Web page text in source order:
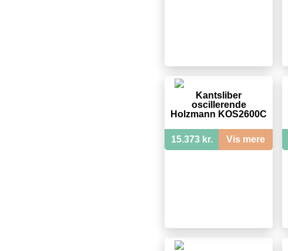
Kantsliber
oscillerende
Holzmann KOS2600C
15.373 kr. Vis mere